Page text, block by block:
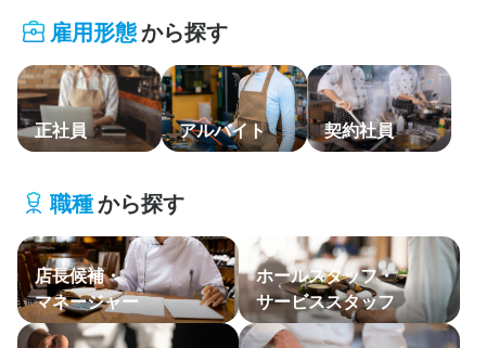
掲載をご検討の店舗様へ
食べログ求人PRESS
プライバシーポリシー
利用規約
企業情報
関東
中部・北陸
関西
中国・四国
九州・沖縄
主要エリア
雇用形態から探す
正社員 アルバイト 契約社員
職種から探す
店長候補・
マネージャー
ホールスタッフ・
サービススタッフ